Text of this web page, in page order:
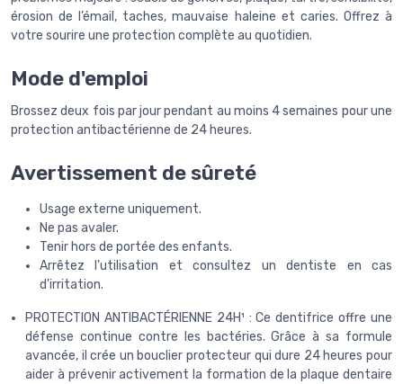
érosion de l’émail, taches, mauvaise haleine et caries. Offrez à
votre sourire une protection complète au quotidien.
Mode d'emploi
Brossez deux fois par jour pendant au moins 4 semaines pour une
protection antibactérienne de 24 heures.
Avertissement de sûreté
Usage externe uniquement.
Ne pas avaler.
Tenir hors de portée des enfants.
Arrêtez l'utilisation et consultez un dentiste en cas
d'irritation.
PROTECTION ANTIBACTÉRIENNE 24H¹ : Ce dentifrice offre une
défense continue contre les bactéries. Grâce à sa formule
avancée, il crée un bouclier protecteur qui dure 24 heures pour
aider à prévenir activement la formation de la plaque dentaire